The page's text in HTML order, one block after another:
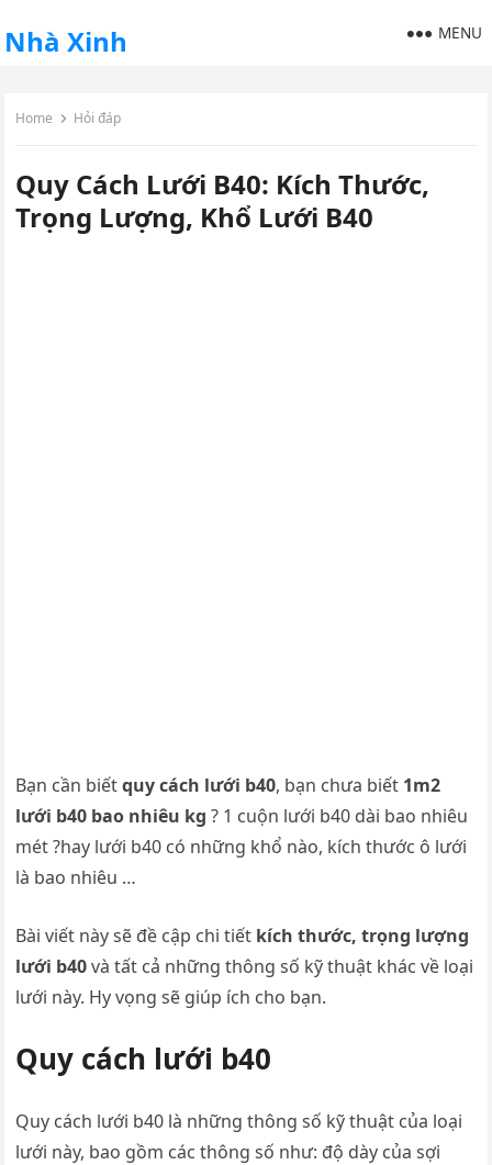
Nhà Xinh MENU
Home Hỏi đáp
Quy Cách Lưới B40: Kích Thước,
Trọng Lượng, Khổ Lưới B40
Bạn cần biếtquy cách lưới b40, bạn chưa biết 1m2
lưới b40 bao nhiêu kg ? 1 cuộn lưới b40 dài bao nhiêu
mét ?hay lưới b40 có những khổ nào, kích thước ô lưới
là bao nhiêu …
Bài viết này sẽ đề cập chi tiết kích thước, trọng lượng
lưới b40và tất cả những thông số kỹ thuật khác về loại
lưới này. Hy vọng sẽ giúp ích cho bạn.
Quy cách lưới b40
Quy cách lưới b40 là những thông số kỹ thuật của loại
lưới này, bao gồm các thông số như: độ dày của sợi